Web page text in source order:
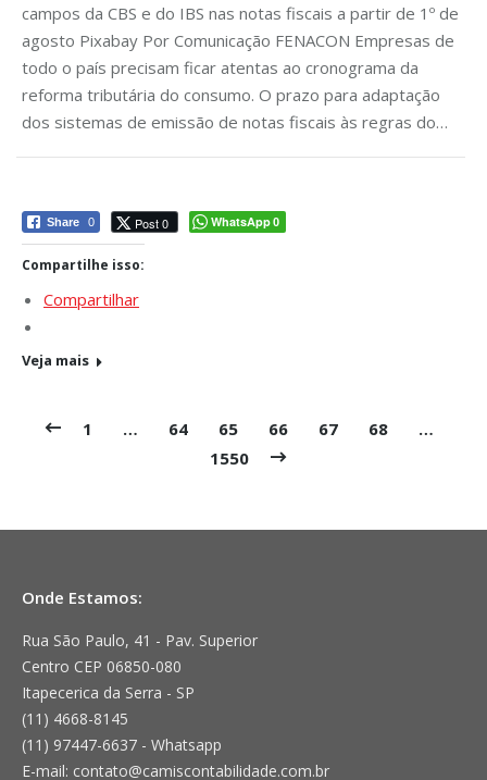
campos da CBS e do IBS nas notas fiscais a partir de 1º de
agosto Pixabay Por Comunicação FENACON Empresas de
todo o país precisam ficar atentas ao cronograma da
reforma tributária do consumo. O prazo para adaptação
dos sistemas de emissão de notas fiscais às regras do…
Share 0 Post 0 WhatsApp0
Compartilhe isso:
Compartilhar
Veja mais
1 … 64 65 66 67 68
…
1550
Onde Estamos:
Rua São Paulo, 41 - Pav. Superior
Centro CEP 06850-080
Itapecerica da Serra - SP
(11) 4668-8145
(11) 97447-6637 - Whatsapp
E-mail: contato@camiscontabilidade.com.br